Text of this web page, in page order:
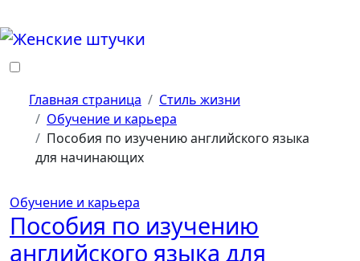
к
содержанию
Главная страница
Стиль жизни
Обучение и карьера
Пособия по изучению английского языка
для начинающих
Обучение и карьера
Пособия по изучению
английского языка для